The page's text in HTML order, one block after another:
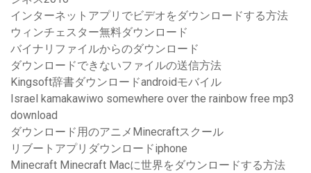
インターネットアプリでビデオをダウンロードする方法
ウィンチェスター無料ダウンロード
バイナリファイルからのダウンロード
ダウンロードできないファイルの送信方法
Kingsoft辞書ダウンロードandroidモバイル
Israel kamakawiwo somewhere over the rainbow free mp3
download
ダウンロード用のアニメMinecraftスクール
リブートアプリダウンロードiphone
Minecraft Minecraft Macに世界をダウンロードする方法